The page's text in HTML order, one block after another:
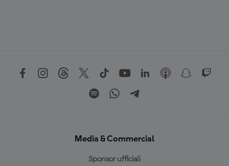
Media & Commercial
Sponsor ufficiali